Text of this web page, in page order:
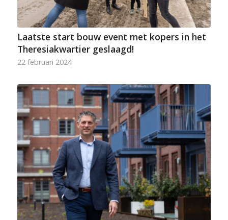
Laatste start bouw event met kopers in het
Theresiakwartier geslaagd!
22 februari 2024